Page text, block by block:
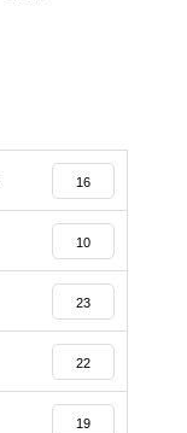
16
10
23
22
19